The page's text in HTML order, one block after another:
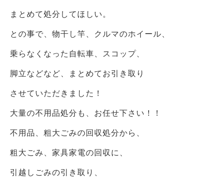
まとめて処分してほしい。
との事で、物干し竿、クルマのホイール、
乗らなくなった自転車、スコップ、
脚立などなど、まとめてお引き取り
させていただきました！
大量の不用品処分も、お任せ下さい！！
不用品、粗大ごみの回収処分から、
粗大ごみ、家具家電の回収に、
引越しごみの引き取り、